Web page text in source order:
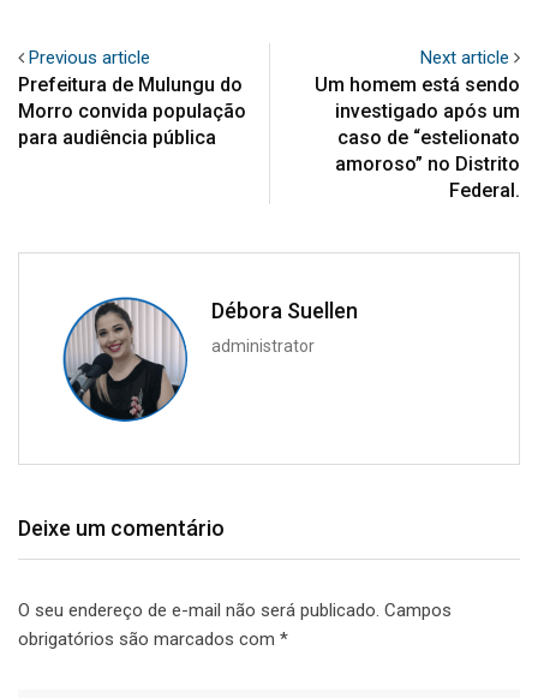
Previous article
Prefeitura de Mulungu do
Morro convida população
para audiência pública
Next article
Um homem está sendo
investigado após um
caso de “estelionato
amoroso” no Distrito
Federal.
Débora Suellen
administrator
Deixe um comentário
O seu endereço de e-mail não será publicado. Campos
obrigatórios são marcados com *